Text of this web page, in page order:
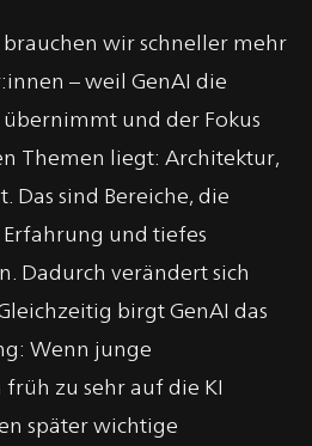
wir schneller mehr
– weil GenAI die
und der Fokus
Themen liegt: Architektur,
Das sind Bereiche, die
und tiefes
Dadurch verändert sich
birgt GenAI das
Wenn junge
zu sehr auf die KI
später wichtige